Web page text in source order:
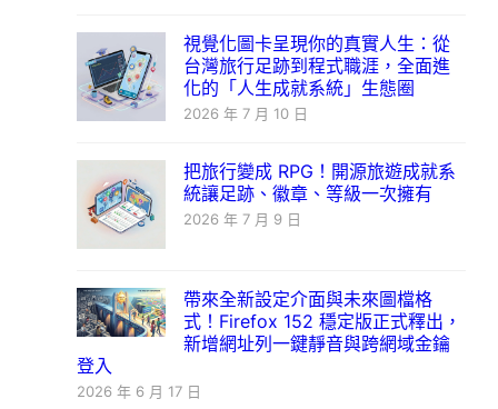
視覺化圖卡呈現你的真實人生：從
台灣旅行足跡到程式職涯，全面進
化的「人生成就系統」生態圈
2026 年 7 月 10 日
把旅行變成 RPG！開源旅遊成就系
統讓足跡、徽章、等級一次擁有
2026 年 7 月 9 日
帶來全新設定介面與未來圖檔格
式！Firefox 152 穩定版正式釋出，
新增網址列一鍵靜音與跨網域金鑰
登入
2026 年 6 月 17 日